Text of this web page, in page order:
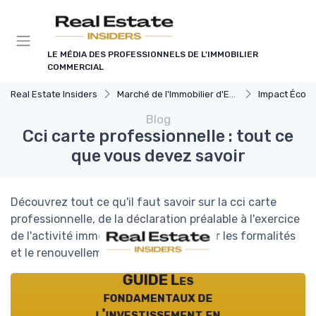
LE MÉDIA DES PROFESSIONNELS DE L'IMMOBILIER
COMMERCIAL
Real Estate Insiders Marché de l'Immobilier d'Entreprise Impact
Blog
Cci carte professionnelle : tout ce
que vous devez savoir
Découvrez tout ce qu'il faut savoir sur la cci carte
professionnelle, de la déclaration préalable à l'exercice
de l'activité immobilière, en passant par les formalités
et le renouvellement.
GUIDE Les
fondamentaux de